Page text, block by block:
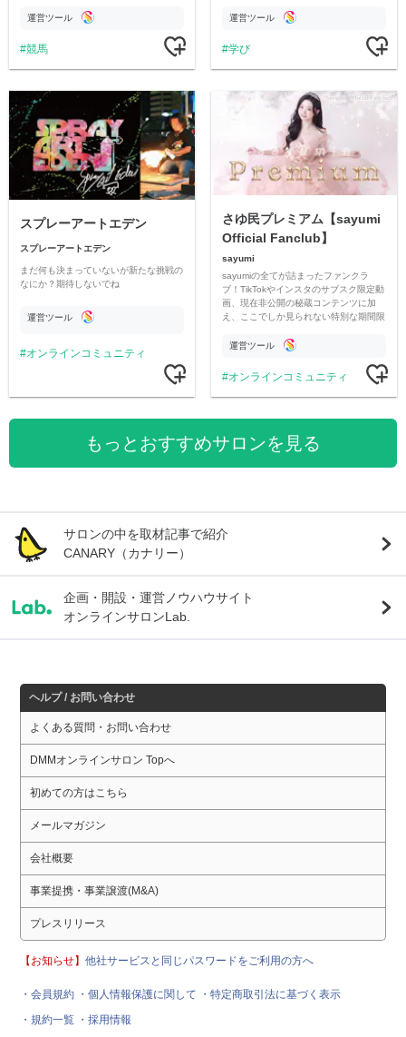
運営ツール
競馬
す運営ツール
学び
スプレーアートエデン
スプレーアートエデン
まだ何も決まっていないが新たな挑戦の
なにか？期待しないでね
運営ツール
オンラインコミュニティ
さゆ民プレミアム【sayumi
Official Fanclub】
sayumi
sayumiの全てが詰まったファンクラ
ブ！TikTokやインスタのサブスク限定動
画、現在非公開の秘蔵コンテンツに加
え、ここでしか見られない特別な期間限
運営ツール
オンラインコミュニティ
もっとおすすめサロンを見る
サロンの中を取材記事で紹介
CANARY（カナリー）
企画・開設・運営ノウハウサイト
オンラインサロンLab.
ヘルプ / お問い合わせ
よくある質問・お問い合わせ
DMMオンラインサロン Topへ
初めての方はこちら
メールマガジン
会社概要
事業提携・事業譲渡(M&A)
プレスリリース
【お知らせ】他社サービスと同じパスワードをご利用の方へ
・会員規約 ・個人情報保護に関して
・特定商取引法に基づく表示
・規約一覧 ・採用情報